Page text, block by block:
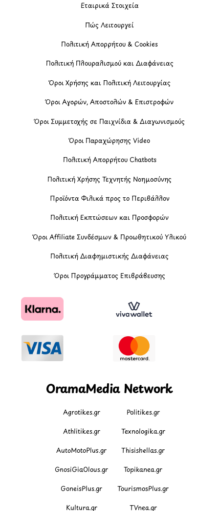
Εταιρικά Στοιχεία
Πώς Λειτουργεί
Πολιτική Απορρήτου & Cookies
Πολιτική Πλουραλισμού και Διαφάνειας
Όροι Χρήσης και Πολιτική Λειτουργίας
Όροι Αγορών, Αποστολών & Επιστροφών
Όροι Συμμετοχής σε Παιχνίδια & Διαγωνισμούς
Όροι Παραχώρησης Video
Πολιτική Απορρήτου Chatbots
Πολιτική Χρήσης Τεχνητής Νοημοσύνης
Προϊόντα Φιλικά προς το Περιβάλλον
Πολιτική Εκπτώσεων και Προσφορών
Όροι Affiliate Συνδέσμων & Προωθητικού Υλικού
Πολιτική Διαφημιστικής Διαφάνειας
Όροι Προγράμματος Επιβράβευσης
OramaMedia Network
Agrotikes.gr Politikes.gr
Athlitikes.gr Texnologika.gr
AutoMotoPlus.gr Thisishellas.gr
GnosiGiaOlous.gr Topikanea.gr
GoneisPlus.gr TourismosPlus.gr
Kultura.gr TVnea.gr